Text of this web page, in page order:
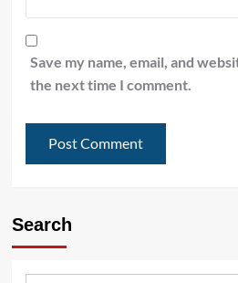
Save my name, email, and
the next time I comment.
Search